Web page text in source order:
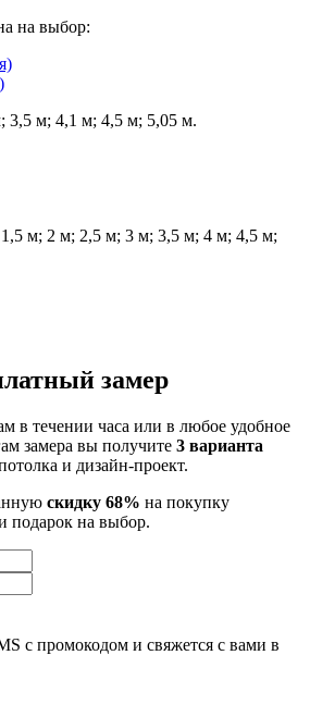
на выбор:
3,5 м; 4,1 м; 4,5 м; 5,05 м.
м; 2 м; 2,5 м; 3 м; 3,5 м; 4 м; 4,5 м;
замер
в течении часа или в любое удобное
замера вы получите 3 варианта
и дизайн-проект.
скидку 68% на покупку
подарок на выбор.
с промокодом и свяжется с вами в